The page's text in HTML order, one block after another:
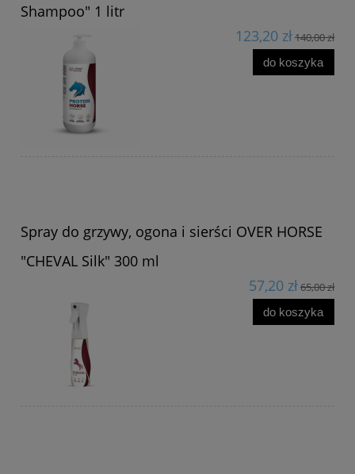
Shampoo" 1 litr
123,20 zł140,00 zł
do koszyka
Spray do grzywy, ogona i sierści OVER HORSE
"CHEVAL Silk" 300 ml
57,20 zł65,00 zł
do koszyka